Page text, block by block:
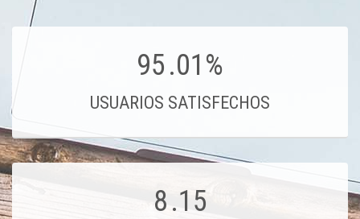
95.01%
USUARIOS SATISFECHOS
8.15